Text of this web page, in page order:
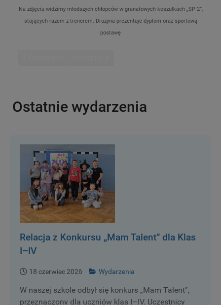
Na zdjęciu widzimy młodszych chłopców w granatowych koszulkach „SP 2”,
stojących razem z trenerem. Drużyna prezentuje dyplom oraz sportową
postawę
Ostatnie wydarzenia
Relacja z Konkursu „Mam Talent” dla Klas
I–IV
18 czerwiec 2026 Wydarzenia
W naszej szkole odbył się konkurs „Mam Talent”,
przeznaczony dla uczniów klas I–IV. Uczestnicy